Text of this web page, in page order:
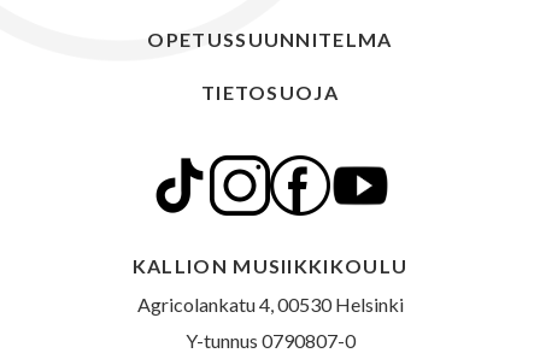
OPETUSSUUNNITELMA
TIETOSUOJA
KALLION MUSIIKKIKOULU
Agricolankatu 4, 00530 Helsinki
Y-tunnus 0790807-0